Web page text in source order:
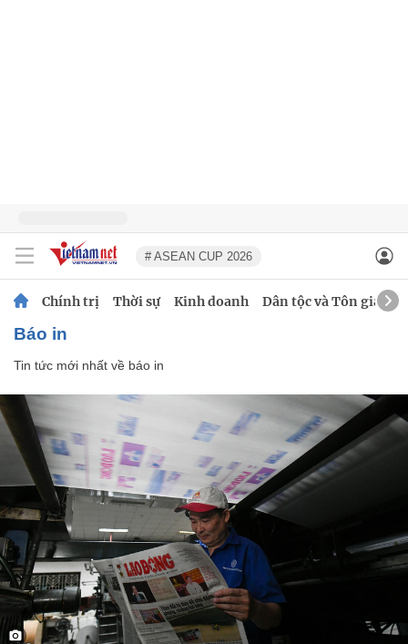
# ASEAN CUP 2026
Chính trị Thời sự Kinh doanh Dân tộc và Tôn giáo
báo in
Tin tức mới nhất về báo in